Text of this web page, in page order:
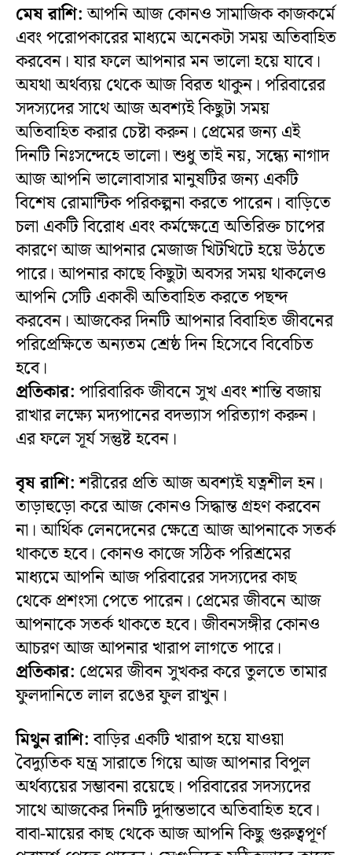
মেষ রাশি:আপনি আজ কোনও সামাজিক কাজকর্মে
এবং পরোপকারের মাধ্যমে অনেকটা সময় অতিবাহিত
করবেন। যার ফলে আপনার মন ভালো হয়ে যাবে।
অযথা অর্থব্যয় থেকে আজ বিরত থাকুন। পরিবারের
সদস্যদের সাথে আজ অবশ্যই কিছুটা সময়
অতিবাহিত করার চেষ্টা করুন। প্রেমের জন্য এই
দিনটি নিঃসন্দেহে ভালো। শুধু তাই নয়, সন্ধ্যে নাগাদ
আজ আপনি ভালোবাসার মানুষটির জন্য একটি
বিশেষ রোমান্টিক পরিকল্পনা করতে পারেন। বাড়িতে
চলা একটি বিরোধ এবং কর্মক্ষেত্রে অতিরিক্ত চাপের
কারণে আজ আপনার মেজাজ খিটখিটে হয়ে উঠতে
পারে। আপনার কাছে কিছুটা অবসর সময় থাকলেও
আপনি সেটি একাকী অতিবাহিত করতে পছন্দ
করবেন। আজকের দিনটি আপনার বিবাহিত জীবনের
পরিপ্রেক্ষিতে অন্যতম শ্রেষ্ঠ দিন হিসেবে বিবেচিত
হবে।
প্রতিকার: পারিবারিক জীবনে সুখ এবং শান্তি বজায়
রাখার লক্ষ্যে মদ্যপানের বদভ্যাস পরিত্যাগ করুন।
এর ফলে সূর্য সন্তুষ্ট হবেন।
বৃষ রাশি:শরীরের প্রতি আজ অবশ্যই যত্নশীল হন।
তাড়াহুড়ো করে আজ কোনও সিদ্ধান্ত গ্রহণ করবেন
না। আর্থিক লেনদেনের ক্ষেত্রে আজ আপনাকে সতর্ক
থাকতে হবে। কোনও কাজে সঠিক পরিশ্রমের
মাধ্যমে আপনি আজ পরিবারের সদস্যদের কাছ
থেকে প্রশংসা পেতে পারেন। প্রেমের জীবনে আজ
আপনাকে সতর্ক থাকতে হবে। জীবনসঙ্গীর কোনও
আচরণ আজ আপনার খারাপ লাগতে পারে।
প্রতিকার: প্রেমের জীবন সুখকর করে তুলতে তামার
ফুলদানিতে লাল রঙের ফুল রাখুন।
মিথুন রাশি:বাড়ির একটি খারাপ হয়ে যাওয়া
বৈদ্যুতিক যন্ত্র সারাতে গিয়ে আজ আপনার বিপুল
অর্থব্যয়ের সম্ভাবনা রয়েছে। পরিবারের সদস্যদের
সাথে আজকের দিনটি দুর্দান্তভাবে অতিবাহিত হবে।
বাবা-মায়ের কাছ থেকে আজ আপনি কিছু গুরুত্বপূর্ণ